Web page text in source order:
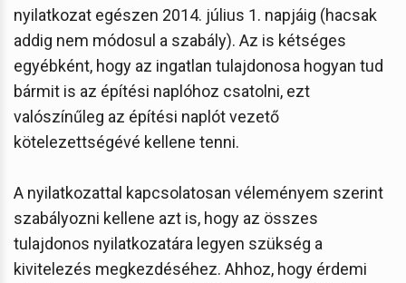
nyilatkozat egészen 2014. július 1. napjáig (hacsak
addig nem módosul a szabály). Az is kétséges
egyébként, hogy az ingatlan tulajdonosa hogyan tud
bármit is az építési naplóhoz csatolni, ezt
valószínűleg az építési naplót vezető
kötelezettségévé kellene tenni.
A nyilatkozattal kapcsolatosan véleményem szerint
szabályozni kellene azt is, hogy az összes
tulajdonos nyilatkozatára legyen szükség a
kivitelezés megkezdéséhez. Ahhoz, hogy érdemi